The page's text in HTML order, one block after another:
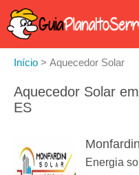
Início > Aquecedor Solar
Aquecedor Solar
ES
Energia